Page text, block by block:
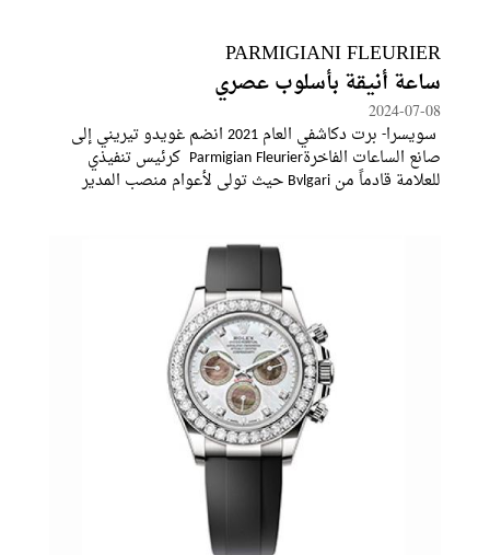
PARMIGIANI FLEURIER
ساعة أنيقة بأسلوب عصري
2024-07-08
سويسرا- برت دكاشفي العام 2021 انضم غويدو تيريني إلى
صانع الساعات الفاخرةParmigian Fleurier كرئيس تنفيذي
للعلامة قادماً من Bvlgari حيث تولى لأعوام منصب المدير